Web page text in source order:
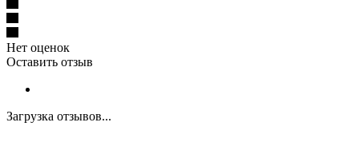
Нет оценок
Оставить отзыв
Загрузка отзывов...